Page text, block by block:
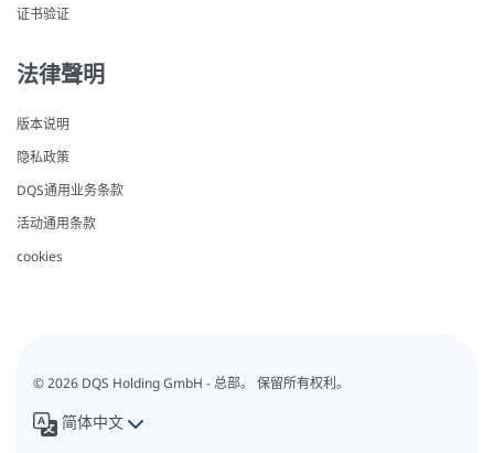
证书验证
法律聲明
版本说明
隐私政策
DQS通用业务条款
活动通用条款
cookies
© 2026 DQS Holding GmbH - 总部。 保留所有权利。
简体中文